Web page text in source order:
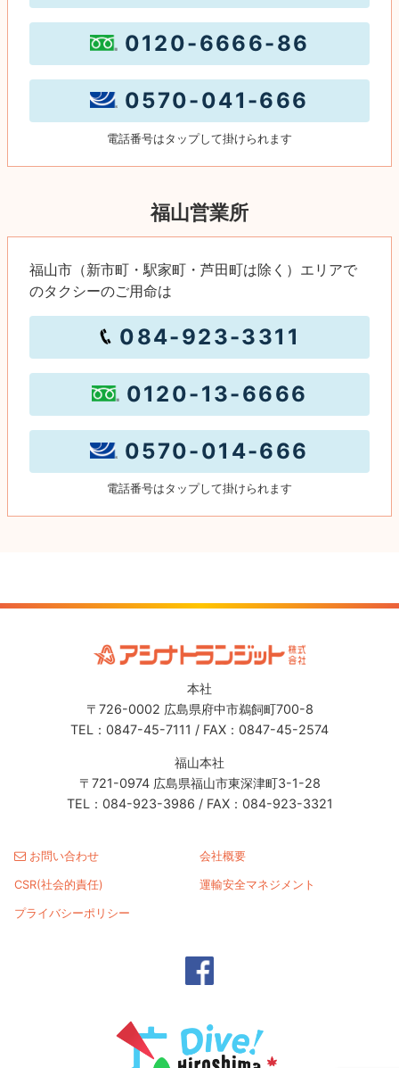
0120-6666-86
0570-041-666
電話番号はタップして掛けられます
福山営業所
福山市（新市町・駅家町・芦田町は除く）エリアで
のタクシーのご用命は
084-923-3311
0120-13-6666
0570-014-666
電話番号はタップして掛けられます
本社
〒726-0002 広島県府中市鵜飼町700-8
TEL：0847-45-7111 / FAX：0847-45-2574
福山本社
〒721-0974 広島県福山市東深津町3-1-28
TEL：084-923-3986 / FAX：084-923-3321
お問い合わせ 会社概要
CSR(社会的責任) 運輸安全マネジメント
プライバシーポリシー